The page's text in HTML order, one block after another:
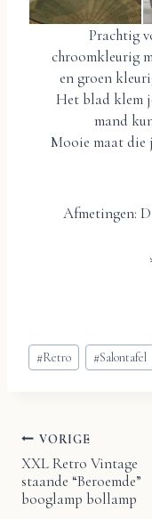
Prachtig
chroomkleurig
en groen
Het blad klem
mand
Mooie maat die
Afmetingen:
Bericht
tags:
#Retro #Salontafel
Bericht
navigatie
VORIGE
XXL Retro Vintage
staande “Beroemde”
booglamp bollamp